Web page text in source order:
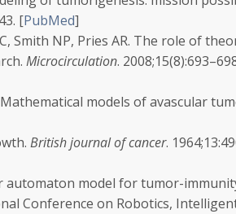
[PubMed]
Smith NP, Pries AR. The role of
Microcirculation. 2008;15
Mathematical models of avascular
British journal of cancer. 1964;13
automaton model for tumor-
Conference on Robotics,